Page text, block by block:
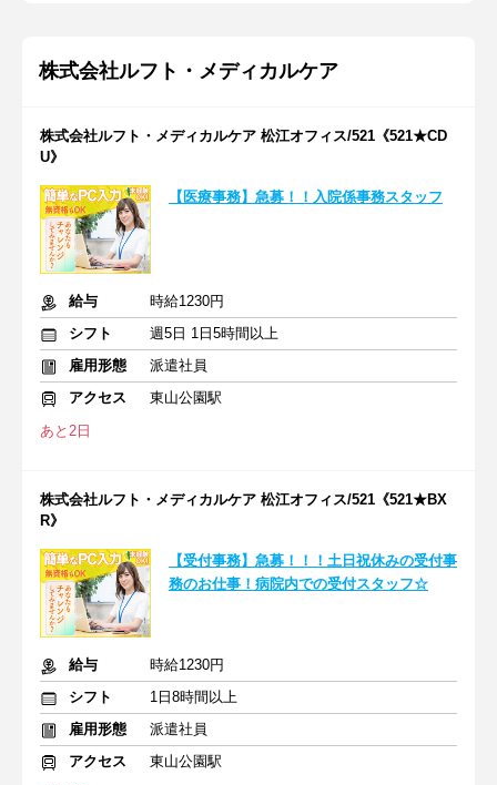
株式会社ルフト・メディカルケア
株式会社ルフト・メディカルケア 松江オフィス/521《521★CD
U》
【医療事務】急募！！入院係事務スタッフ
給与
時給1230円
シフト
週5日 1日5時間以上
雇用形態
派遣社員
アクセス
東山公園駅
あと2日
株式会社ルフト・メディカルケア 松江オフィス/521《521★BX
R》
【受付事務】急募！！！土日祝休みの受付事
務のお仕事！病院内での受付スタッフ☆
給与
時給1230円
シフト
1日8時間以上
雇用形態
派遣社員
アクセス
東山公園駅